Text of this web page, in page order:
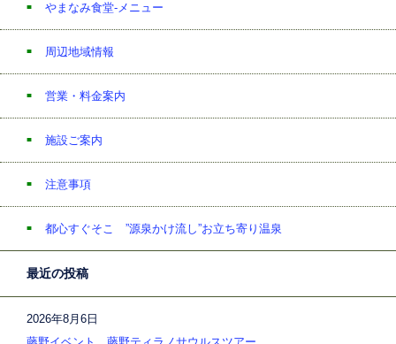
やまなみ食堂-メニュー
周辺地域情報
営業・料金案内
施設ご案内
注意事項
都心すぐそこ ”源泉かけ流し”お立ち寄り温泉
最近の投稿
2026年8月6日